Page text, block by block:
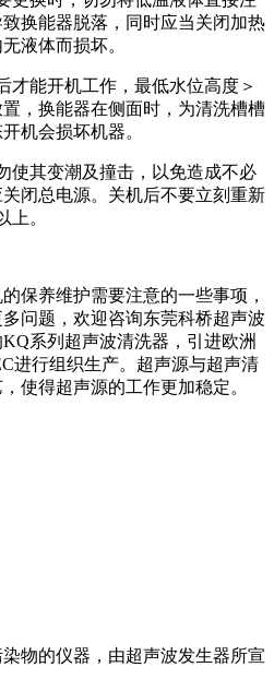
换能器脱落，同时应当关闭加热
液体而损坏。
才能开机工作，最低水位高度＞
，换能器在侧面时，为清洗槽槽
机会损坏机器。
使其变潮及撞击，以免造成不必
闭总电源。关机后不要立刻重新
上。
保养维护需要注意的一些事项，
问题，欢迎咨询东莞科桥超声波
系列超声波清洗器，引进欧洲
进行组织生产。超声源与超声清
使得超声源的工作更加稳定。
物的仪器，由超声波发生器所宣